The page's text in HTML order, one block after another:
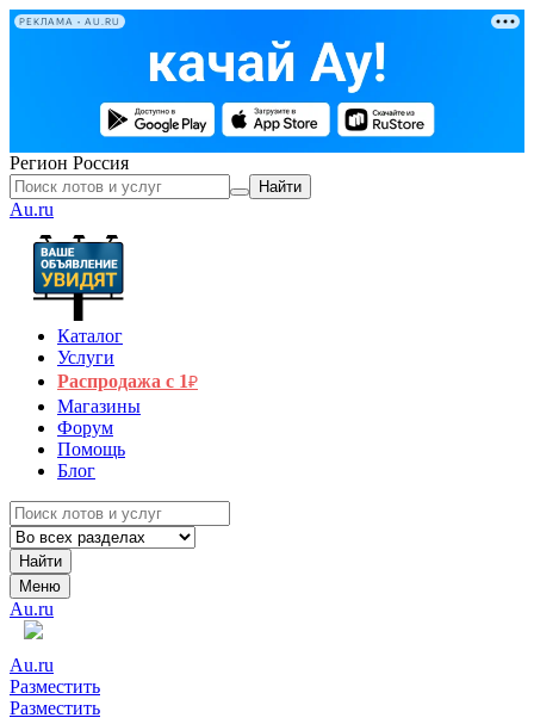
РЕКЛАМА • AU.RU
Регион Россия
Найти
Au.ru
Каталог
Услуги
Распродажа с 1₽
Магазины
Форум
Помощь
Блог
Найти
Меню
Au.ru
Au.ru
Разместить
Разместить